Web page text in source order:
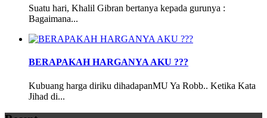
Suatu hari, Khalil Gibran bertanya kepada gurunya :
Bagaimana...
BERAPAKAH HARGANYA AKU ???
Kubuang harga diriku dihadapanMU Ya Robb.. Ketika Kata
Jihad di...